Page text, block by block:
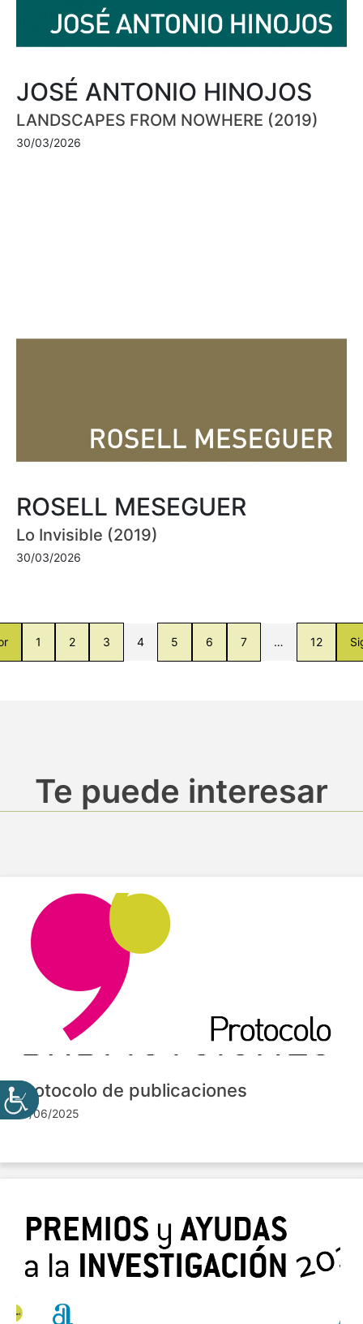
JOSÉ ANTONIO HINOJOS
LANDSCAPES FROM NOWHERE (2019)
30/03/2026
ROSELL MESEGUER
Lo Invisible (2019)
30/03/2026
1 2 3 4 5 6 7 … 12
Te puede interesar
Protocolo de publicaciones
10/06/2025